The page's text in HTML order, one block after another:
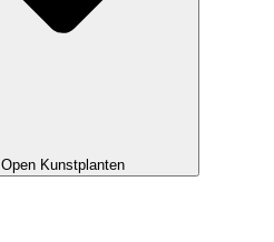
Open Kunstplanten